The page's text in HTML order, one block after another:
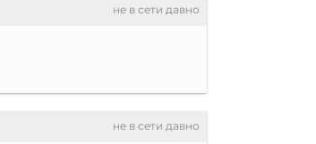
не в сети давно
не в сети давно